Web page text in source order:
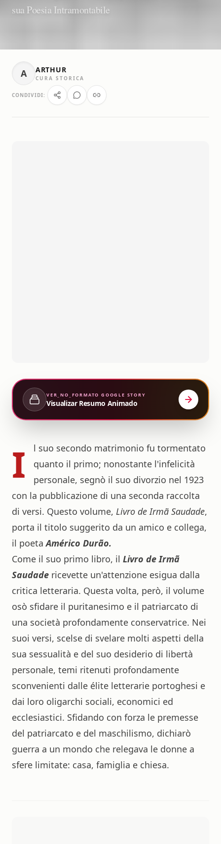
sua Poesia Intramontabile
A ARTHUR
CURA STORICA
CONDIVIDI:
VER_NO_FORMATO GOOGLE STORY
Visualizar Resumo Animado
I
l suo secondo matrimonio fu tormentato
quanto il primo; nonostante l'infelicità
personale, segnò il suo divorzio nel 1923
con la pubblicazione di una seconda raccolta
di versi. Questo volume, Livro de Irmã Saudade,
porta il titolo suggerito da un amico e collega,
il poetaAmérico Durão.
Come il suo primo libro, il Livro de Irmã
Saudade ricevette un'attenzione esigua dalla
critica letteraria. Questa volta, però, il volume
osò sfidare il puritanesimo e il patriarcato di
una società profondamente conservatrice. Nei
suoi versi, scelse di svelare molti aspetti della
sua sessualità e del suo desiderio di libertà
personale, temi ritenuti profondamente
sconvenienti dalle élite letterarie portoghesi e
dai loro oligarchi sociali, economici ed
ecclesiastici. Sfidando con forza le premesse
del patriarcato e del maschilismo, dichiarò
guerra a un mondo che relegava le donne a
sfere limitate: casa, famiglia e chiesa.